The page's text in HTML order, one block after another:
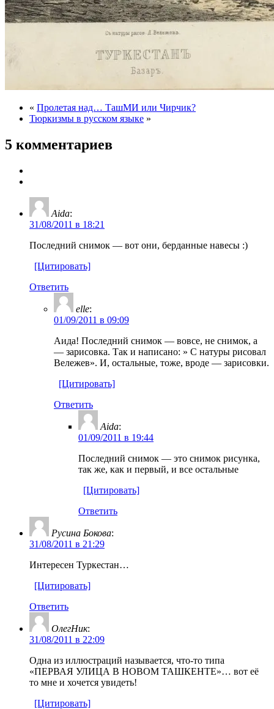
« Пролетая над… ТашМИ или Чирчик?
Тюркизмы в русском языке »
5 комментариев
Aida:
31/08/2011 в 18:21
Последний снимок — вот они, берданные навесы :)
[Цитировать]
Ответить
еllе:
01/09/2011 в 09:09
Аида! Последний снимок — вовсе, не снимок, а
— зарисовка. Так и написано: » С натуры рисовал
Вележев». И, остальные, тоже, вроде — зарисовки.
[Цитировать]
Ответить
Aida:
01/09/2011 в 19:44
Последний снимок — это снимок рисунка,
так же, как и первый, и все остальные
[Цитировать]
Ответить
Русина Бокова:
31/08/2011 в 21:29
Интересен Туркестан…
[Цитировать]
Ответить
ОлегНик:
31/08/2011 в 22:09
Одна из иллюстраций называется, что-то типа
«ПЕРВАЯ УЛИЦА В НОВОМ ТАШКЕНТЕ»… вот её
то мне и хочется увидеть!
[Цитировать]